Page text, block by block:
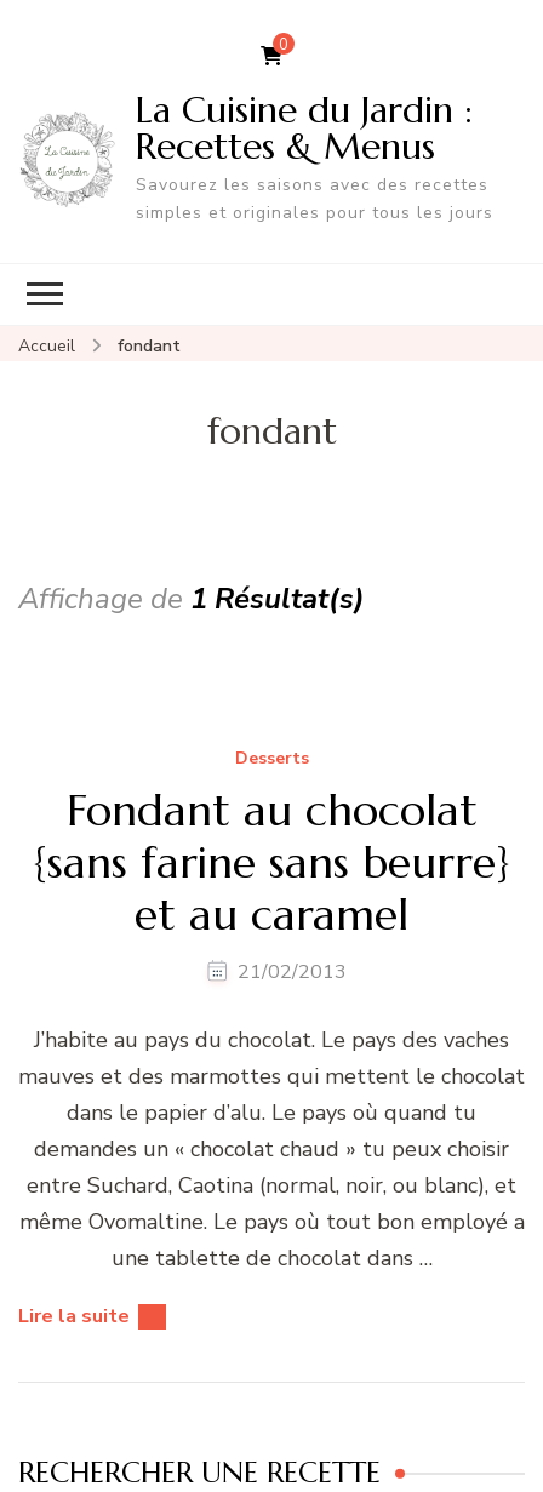
0
La Cuisine du Jardin :
Recettes & Menus
Savourez les saisons avec des recettes
simples et originales pour tous les jours
Accueil fondant
fondant
Affichage de 1 Résultat(s)
Desserts
Fondant au chocolat
{sans farine sans beurre}
et au caramel
21/02/2013
J’habite au pays du chocolat. Le pays des vaches
mauves et des marmottes qui mettent le chocolat
dans le papier d’alu. Le pays où quand tu
demandes un « chocolat chaud » tu peux choisir
entre Suchard, Caotina (normal, noir, ou blanc), et
même Ovomaltine. Le pays où tout bon employé a
une tablette de chocolat dans …
Lire la suite
RECHERCHER UNE RECETTE